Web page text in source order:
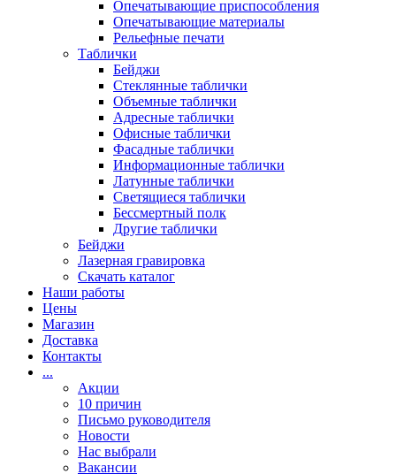
Опечатывающие приспособления
Опечатывающие материалы
Рельефные печати
Таблички
Бейджи
Стеклянные таблички
Объемные таблички
Адресные таблички
Офисные таблички
Фасадные таблички
Информационные таблички
Латунные таблички
Светящиеся таблички
Бессмертный полк
Другие таблички
Бейджи
Лазерная гравировка
Скачать каталог
Наши работы
Цены
Магазин
Доставка
Контакты
...
Акции
10 причин
Письмо руководителя
Новости
Нас выбрали
Вакансии